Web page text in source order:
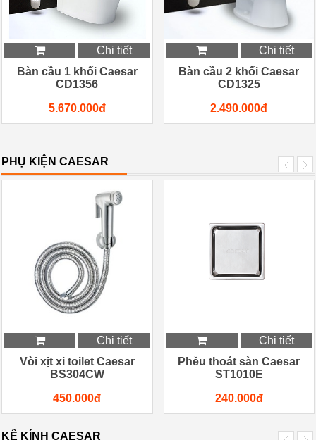
Chi tiết
Bàn cầu 1 khối Caesar
CD1356
5.670.000đ
Chi tiết
Bàn cầu 2 khối Caesar
CD1325
2.490.000đ
PHỤ KIỆN CAESAR
Chi tiết
Vòi xịt xi toilet Caesar
BS304CW
450.000đ
Chi tiết
Phễu thoát sàn Caesar
ST1010E
240.000đ
KỆ KÍNH CAESAR